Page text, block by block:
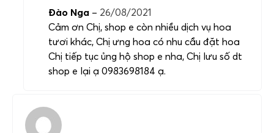
Đào Nga – 26/08/2021
Cảm ơn Chị, shop e còn nhiều dịch vụ hoa
tươi khác, Chị ưng hoa có nhu cầu đặt hoa
Chị tiếp tục ủng hộ shop e nha, Chị lưu số dt
shop e lại ạ 0983698184 ạ.